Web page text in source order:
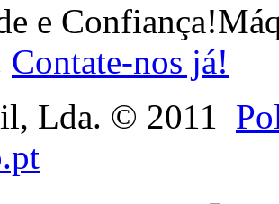
e Confiança!
Contate-nos já!
Lda. © 2011